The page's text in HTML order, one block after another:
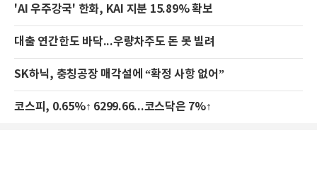
'AI 우주강국' 한화, KAI 지분 15.89% 확보
대출 연간한도 바닥...우량차주도 돈 못 빌려
SK하닉, 충칭공장 매각설에 “확정 사항 없어”
코스피, 0.65%↑ 6299.66...코스닥은 7%↑